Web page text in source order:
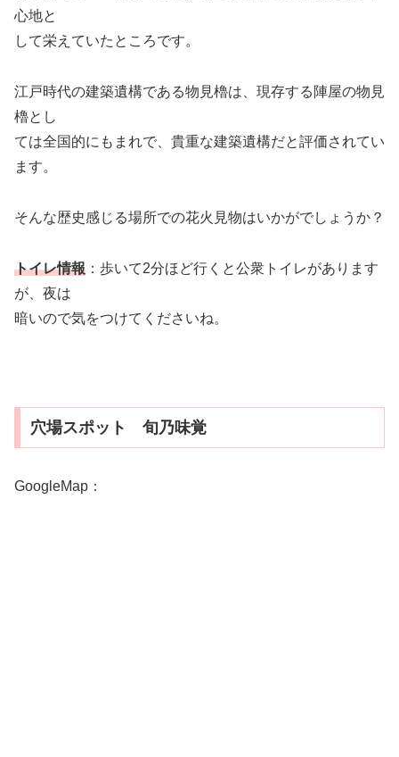
心地と
して栄えていたところです。
江戸時代の建築遺構である物見櫓は、現存する陣屋の物見
櫓とし
ては全国的にもまれで、貴重な建築遺構だと評価されてい
ます。
そんな歴史感じる場所での花火見物はいかがでしょうか？
トイレ情報 ：歩いて2分ほど行くと公衆トイレがあります
が、夜は
暗いので気をつけてくださいね。
穴場スポット 旬乃味覚
GoogleMap：